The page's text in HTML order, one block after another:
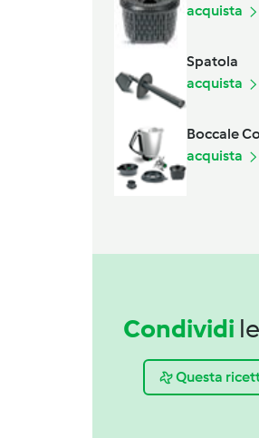
acquista
Spatola
acquista
Boccale
acquista
Condividi
Questa